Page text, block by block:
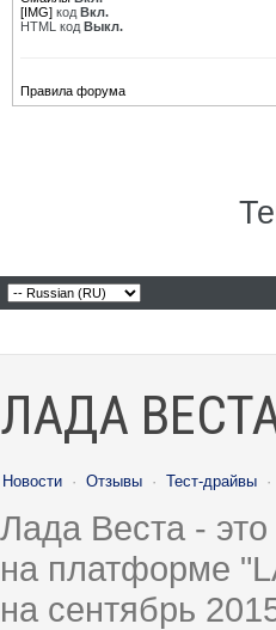
[IMG] код Вкл.
HTML код Выкл.
Правила форума
ЛАДА ВЕСТА
Новости · Отзывы · Тест-драйвы ·
Лада Веста -
на платформе
на сентябрь